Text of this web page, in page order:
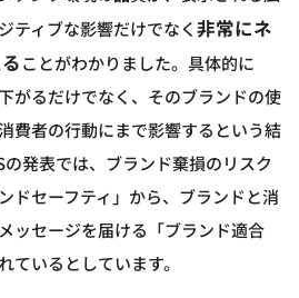
ティブな影響だけでなく非常にネ
ことがわかりました。具体的に
がるだけでなく、そのブランドの使
費者の行動にまで影響するという結
発表では、ブランド棄損のリスク
ドセーフティ」から、ブランドと消
ッセージを届ける「ブランド適合
ているとしています。